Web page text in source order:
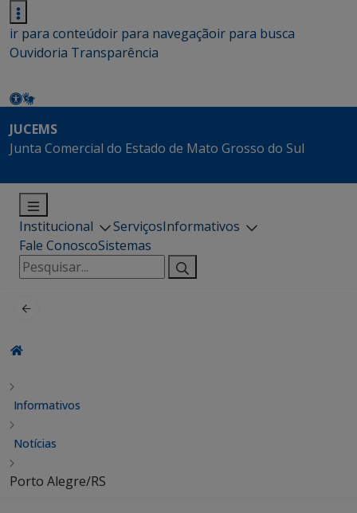
ir para conteúdoir para navegaçãoir para busca
Ouvidoria Transparência
JUCEMS
Junta Comercial do Estado de Mato Grosso do Sul
Institucional ServiçosInformativos
Fale ConoscoSistemas
Pesquisar
por:
Informativos
Notícias
Porto Alegre/RS